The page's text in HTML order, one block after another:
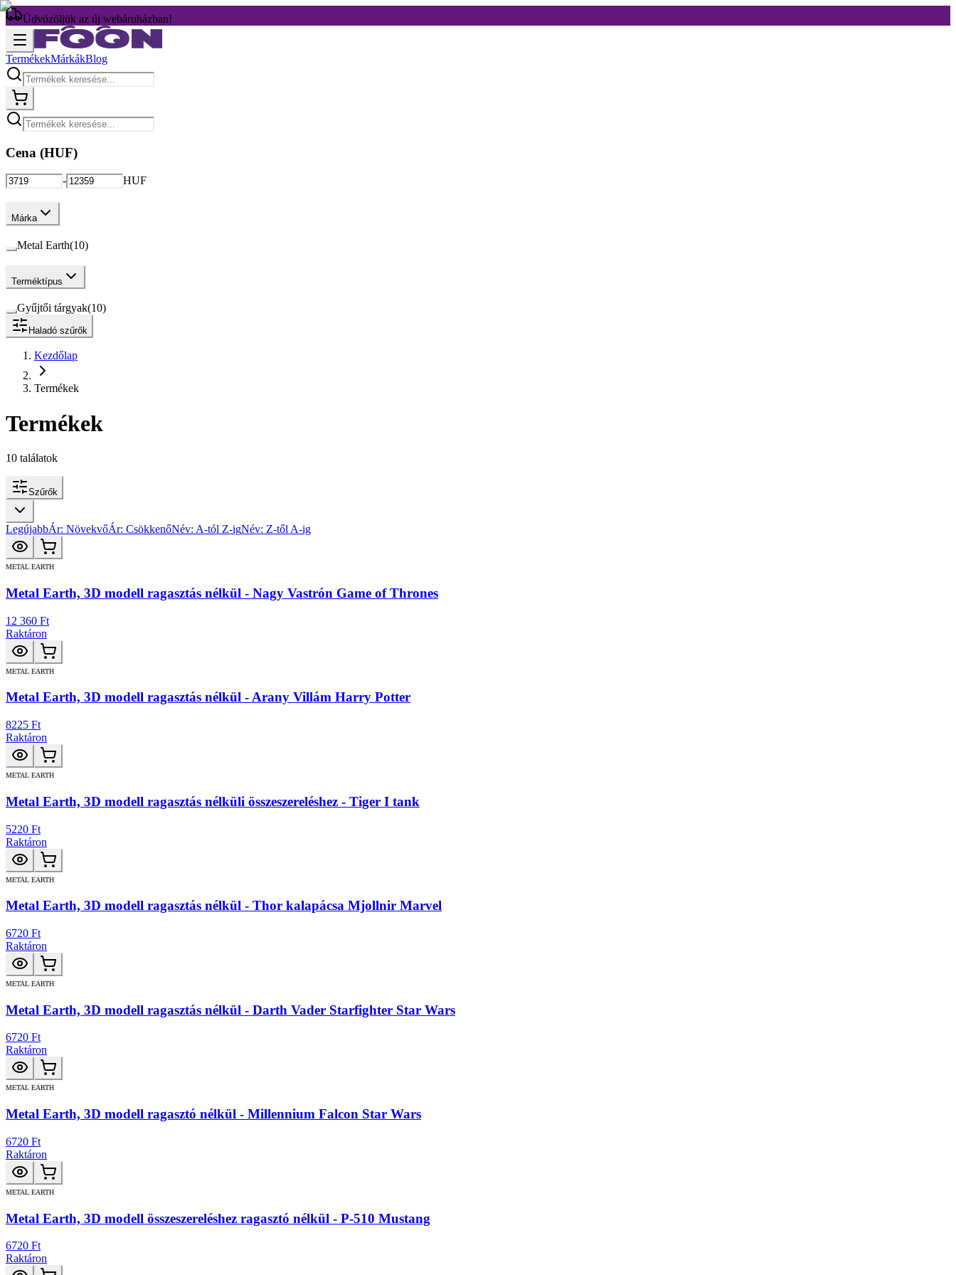
Üdvözöljük az új webáruházban!
TermékekMárkákBlog
Cena (HUF)
- HUF
Márka
Metal Earth(10)
Terméktípus
Gyűjtői tárgyak(10)
Haladó szűrők
Kezdőlap
Termékek
Termékek
10 találatok
Szűrők
LegújabbÁr: NövekvőÁr: CsökkenőNév: A-tól Z-igNév: Z-től A-ig
METAL EARTH
Metal Earth, 3D modell ragasztás nélkül - Nagy Vastrón Game of Thrones
12 360 Ft
Raktáron
METAL EARTH
Metal Earth, 3D modell ragasztás nélkül - Arany Villám Harry Potter
8225 Ft
Raktáron
METAL EARTH
Metal Earth, 3D modell ragasztás nélküli összeszereléshez - Tiger I tank
5220 Ft
Raktáron
METAL EARTH
Metal Earth, 3D modell ragasztás nélkül - Thor kalapácsa Mjollnir Marvel
6720 Ft
Raktáron
METAL EARTH
Metal Earth, 3D modell ragasztás nélkül - Darth Vader Starfighter Star Wars
6720 Ft
Raktáron
METAL EARTH
Metal Earth, 3D modell ragasztó nélkül - Millennium Falcon Star Wars
6720 Ft
Raktáron
METAL EARTH
Metal Earth, 3D modell összeszereléshez ragasztó nélkül - P-510 Mustang
6720 Ft
Raktáron